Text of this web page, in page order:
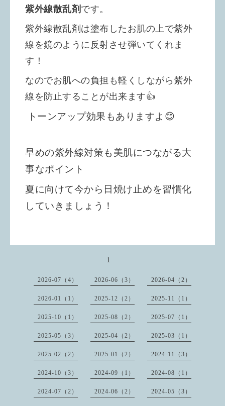
紫外線散乱剤 です。
紫外線散乱剤は塗布したお肌の上で紫外
線を鏡のように反射させ弾いてくれま
す！
なのでお肌への負担も軽くしながら紫外
線を防止することが出来ます👍
トーンアップ効果もありますよ😊
早めの紫外線対策も美肌につながる大
事なポイント
夏に向けて今から日焼け止めを習慣化
していきましょう！
1
2026-07（4） 2026-06（3） 2026-04（2）
2026-01（1） 2025-12（2） 2025-11（1）
2025-10（1） 2025-08（2） 2025-07（1）
2025-05（3） 2025-04（2） 2025-03（1）
2025-02（2） 2025-01（2） 2024-11（3）
2024-10（3） 2024-09（1） 2024-08（1）
2024-07（2） 2024-06（2） 2024-05（3）